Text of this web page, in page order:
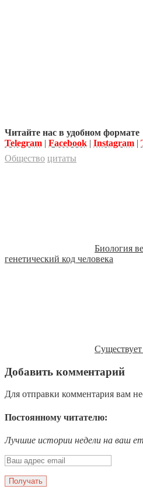
Читайте нас в удобном формате
Telegram | Facebook | Instagram |
Общество цитаты
Биология
генетический код человека
Добавить комментарий
Для отправки комментария вам
Постоянному читателю:
Лучшие истории недели на ваш